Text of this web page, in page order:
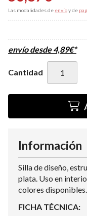
Las modalidades de envíoy de
envío desde4,89€*
Cantidad
Información
Silla de diseño,
plata. Uso en
colores
FICHA TÉCNICA: